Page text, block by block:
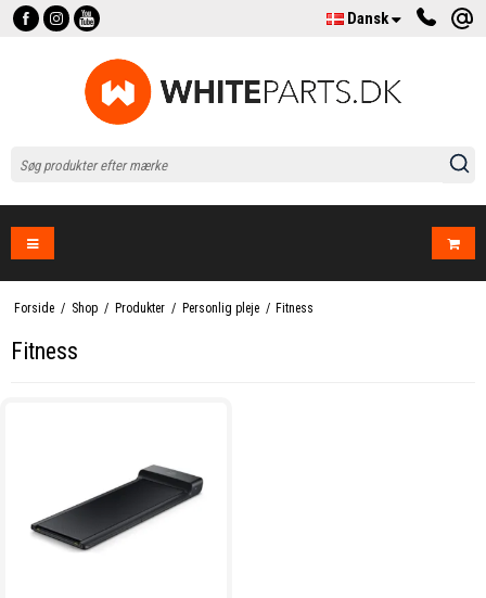
Dansk
Forside / Shop / Produkter / Personlig pleje / Fitness
Fitness